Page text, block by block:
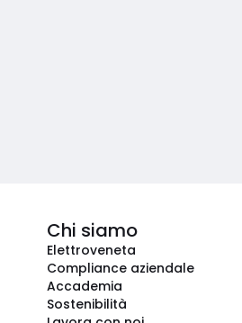
Chi siamo
Elettroveneta
Compliance aziendale
Accademia
Sostenibilità